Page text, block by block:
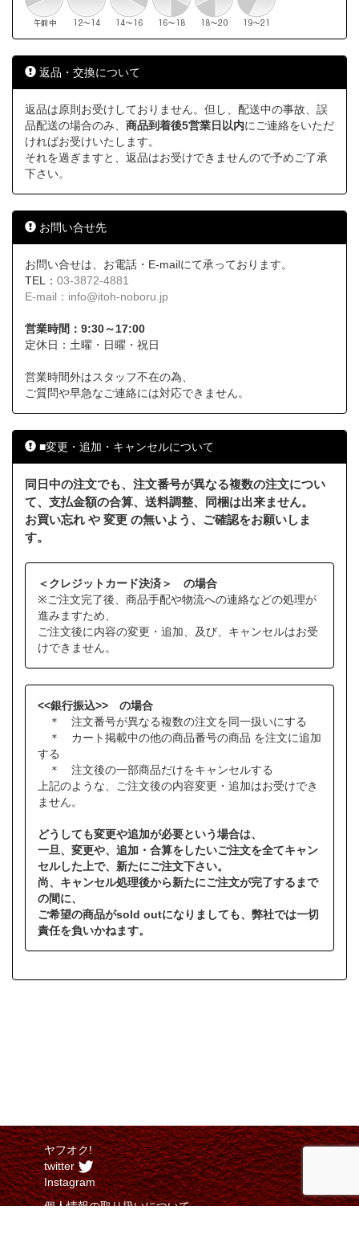
返品・交換について
返品は原則お受けしておりません。但し、配送中の事故、誤
品配送の場合のみ、 商品到着後5営業日以内にご連絡をいただ
ければお受けいたします。
それを過ぎますと、返品はお受けできませんので予めご了承
下さい。
お問い合せ先
お問い合せは、お電話・E-mailにて承っております。
TEL： 03-3872-4881
E-mail： info@itoh-noboru.jp
営業時間：9:30～17:00
定休日：土曜・日曜・祝日
営業時間外はスタッフ不在の為、
ご質問や早急なご連絡には対応できません。
■変更・追加・キャンセルについて
同日中の注文でも、注文番号が異なる複数の注文につい
て、支払金額の合算、送料調整、同梱は出来ません。
お買い忘れ や 変更 の無いよう、ご確認をお願いしま
す。
＜クレジットカード決済＞ の場合
※ご注文完了後、商品手配や物流への連絡などの処理が
進みますため、
ご注文後に内容の変更・追加、及び、キャンセルはお受
けできません。
<<銀行振込>> の場合
＊ 注文番号が異なる複数の注文を同一扱いにする
＊ カート掲載中の他の商品番号の商品 を注文に追加
する
＊ 注文後の一部商品だけをキャンセルする
上記のような、ご注文後の内容変更・追加はお受けでき
ません。
どうしても変更や追加が必要という場合は、
一旦、変更や、追加・合算をしたいご注文を全てキャン
セルした上で、新たにご注文下さい。
尚、キャンセル処理後から新たにご注文が完了するまで
の間に、
ご希望の商品がsold outになりましても、弊社では一切
責任を負いかねます。
ヤフオク!
twitter
Instagram
個人情報の取り扱いについて